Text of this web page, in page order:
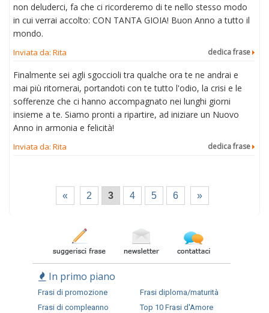
non deluderci, fa che ci ricorderemo di te nello stesso modo
in cui verrai accolto: CON TANTA GIOIA! Buon Anno a tutto il
mondo.
Inviata da: Rita dedica frase
Finalmente sei agli sgoccioli tra qualche ora te ne andrai e
mai più ritornerai, portandoti con te tutto l'odio, la crisi e le
sofferenze che ci hanno accompagnato nei lunghi giorni
insieme a te. Siamo pronti a ripartire, ad iniziare un Nuovo
Anno in armonia e felicità!
Inviata da: Rita dedica frase
« 2 3 4 5 6 »
In primo piano
Frasi di promozione
Frasi diploma/maturità
Frasi di compleanno
Top 10 Frasi d'Amore